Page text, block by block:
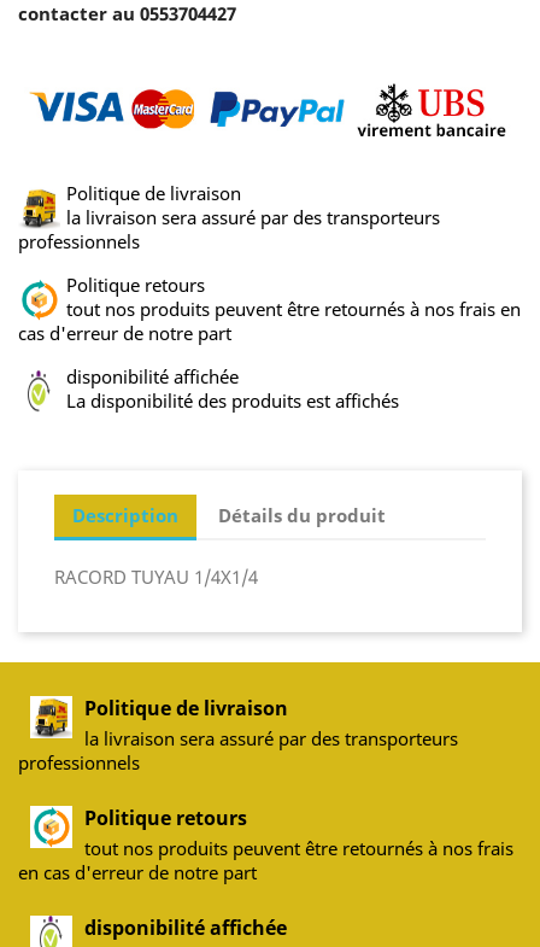
contacter au 0553704427
Politique de livraison
la livraison sera assuré par des transporteurs
professionnels
Politique retours
tout nos produits peuvent être retournés à nos frais en
cas d'erreur de notre part
disponibilité affichée
La disponibilité des produits est affichés
Description Détails du produit
RACORD TUYAU 1/4X1/4
Politique de livraison
la livraison sera assuré par des transporteurs
professionnels
Politique retours
tout nos produits peuvent être retournés à nos frais
en cas d'erreur de notre part
disponibilité affichée